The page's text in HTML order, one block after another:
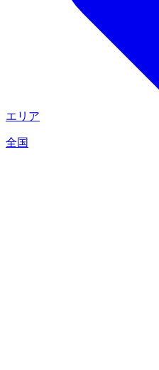
エリア
全国